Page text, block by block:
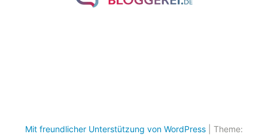
Mit freundlicher Unterstützung von WordPress Theme: